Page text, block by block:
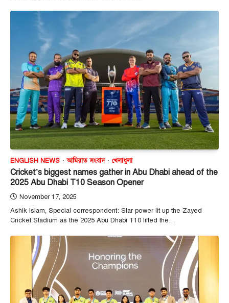
ENGLISH NEWS আমিরাত সংবাদ খেলাধুলা
Cricket’s biggest names gather in Abu Dhabi ahead of the
2025 Abu Dhabi T10 Season Opener
November 17, 2025
Ashik Islam, Special correspondent: Star power lit up the Zayed
Cricket Stadium as the 2025 Abu Dhabi T10 lifted the…